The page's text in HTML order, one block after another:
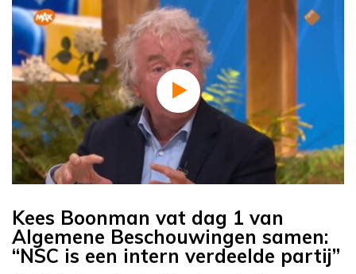
Kees Boonman vat dag 1 van
Algemene Beschouwingen samen:
“NSC is een intern verdeelde partij”